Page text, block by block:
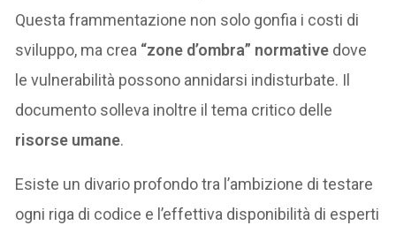
Questa frammentazione non solo gonfia i costi di
sviluppo, ma crea “zone d’ombra” normative dove
le vulnerabilità possono annidarsi indisturbate. Il
documento solleva inoltre il tema critico delle
risorse umane.
Esiste un divario profondo tra l’ambizione di testare
ogni riga di codice e l’effettiva disponibilità di esperti